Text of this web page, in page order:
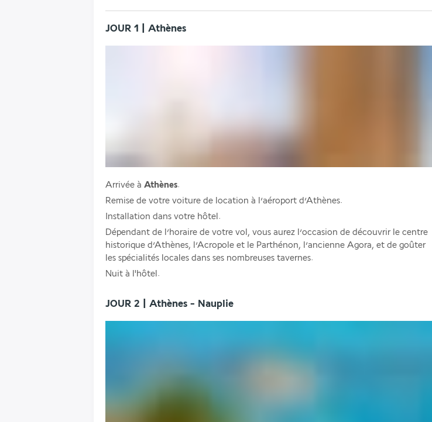
JOUR 1 | Athènes
Arrivée à Athènes.
Remise de votre voiture de location à l’aéroport d’Athènes.
Installation dans votre hôtel.
Dépendant de l’horaire de votre vol, vous aurez l’occasion de découvrir le centre
historique d’Athènes, l’Acropole et le Parthénon, l’ancienne Agora, et de goûter
les spécialités locales dans ses nombreuses tavernes.
Nuit à l'hôtel.
JOUR 2 | Athènes - Nauplie